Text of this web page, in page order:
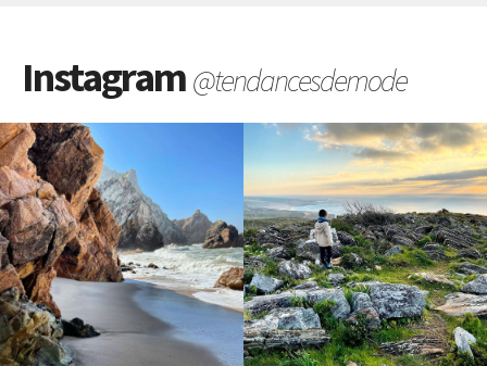
Instagram@tendancesdemode